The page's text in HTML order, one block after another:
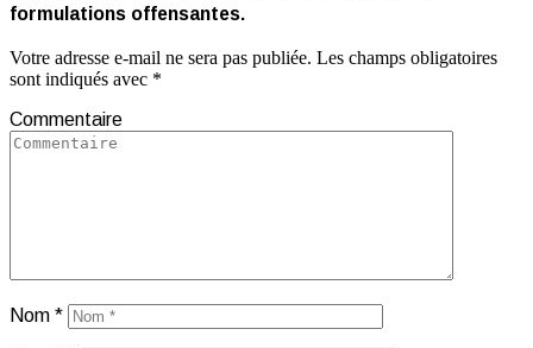
formulations offensantes.
Votre adresse e-mail ne sera pas publiée. Les champs obligatoires
sont indiqués avec *
Commentaire
Nom *